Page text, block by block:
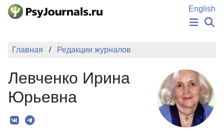
Перейти к основному содержанию
English
НОВОСТИ
ПОДАТЬ РУКОПИСЬ
КЛЮЧЕВЫЕ СЛОВА
Вход
Главная Редакции журналов
Левченко Ирина
Юрьевна